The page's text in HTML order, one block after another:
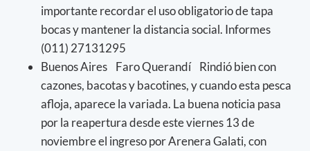
importante recordar el uso obligatorio de tapa
bocas y mantener la distancia social. Informes
(011) 27131295
Buenos Aires Faro Querandí Rindió bien con
cazones, bacotas y bacotines, y cuando esta pesca
afloja, aparece la variada. La buena noticia pasa
por la reapertura desde este viernes 13 de
noviembre el ingreso por Arenera Galati, con